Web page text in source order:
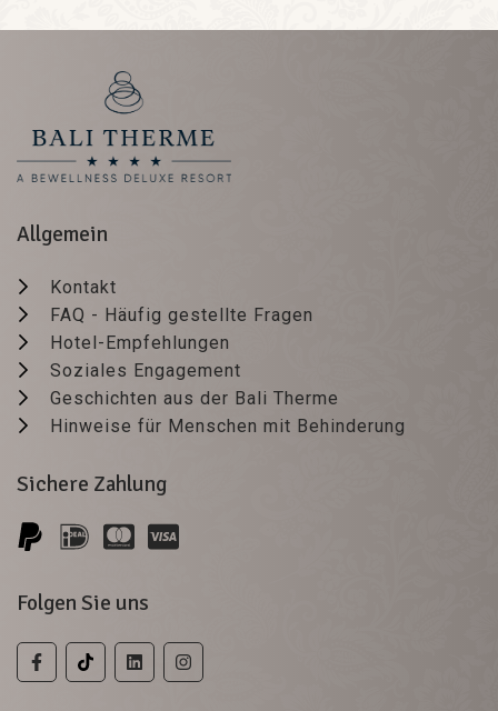
Allgemein
Kontakt
FAQ - Häufig gestellte Fragen
Hotel-Empfehlungen
Soziales Engagement
Geschichten aus der Bali Therme
Hinweise für Menschen mit Behinderung
Sichere Zahlung
Folgen Sie uns